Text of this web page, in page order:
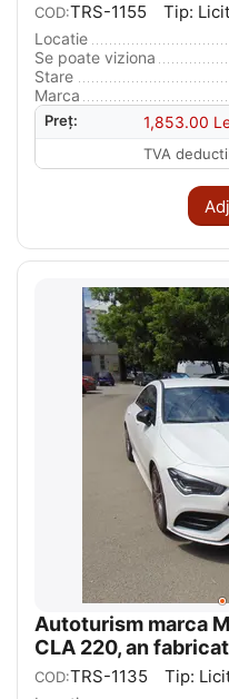
COD:TRS-1155 Tip:
Locatie
Se poate viziona
Stare
Marca
Preț: 1,853.00
TVA
Autoturism marca
CLA 220, an
COD:TRS-1135 Tip: